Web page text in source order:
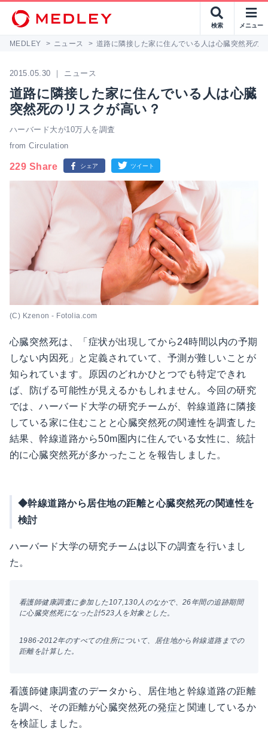
検索 メニュー
MEDLEY > ニュース > 道路に隣接した家に住んでいる人は心臓突然死の
2015.05.30 ｜ ニュース
道路に隣接した家に住んでいる人は心臓
突然死のリスクが高い？
ハーバード大が10万人を調査
from Circulation
229 Share
(C) Kzenon - Fotolia.com
心臓突然死は、「症状が出現してから24時間以内の予期
しない内因死」と定義されていて、予測が難しいことが
知られています。原因のどれかひとつでも特定できれ
ば、防げる可能性が見えるかもしれません。今回の研究
では、ハーバード大学の研究チームが、幹線道路に隣接
している家に住むことと心臓突然死の関連性を調査した
結果、幹線道路から50m圏内に住んでいる女性に、統計
的に心臓突然死が多かったことを報告しました。
◆幹線道路から居住地の距離と心臓突然死の関連性を
検討
ハーバード大学の研究チームは以下の調査を行いまし
た。
看護師健康調査に参加した107,130人のなかで、26年間の追跡期間
に心臓突然死になった計523人を対象とした。
1986-2012年のすべての住所について、居住地から幹線道路までの
距離を計算した。
看護師健康調査のデータから、居住地と幹線道路の距離
を調べ、その距離が心臓突然死の発症と関連しているか
を検証しました。